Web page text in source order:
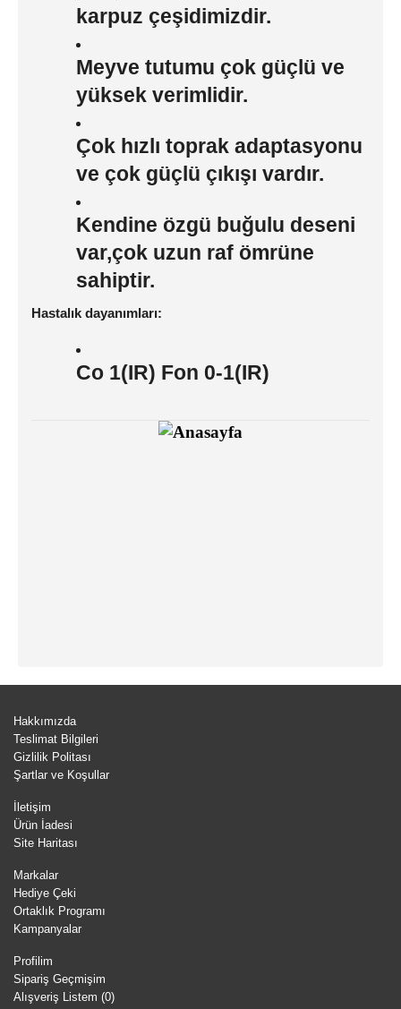
karpuz çeşidimizdir.
Meyve tutumu çok güçlü ve
yüksek verimlidir.
Çok hızlı toprak adaptasyonu
ve çok güçlü çıkışı vardır.
Kendine özgü buğulu deseni
var,çok uzun raf ömrüne
sahiptir.
Hastalık dayanımları:
Co 1(IR) Fon 0-1(IR)
Hakkımızda
Teslimat Bilgileri
Gizlilik Politası
Şartlar ve Koşullar
İletişim
Ürün İadesi
Site Haritası
Markalar
Hediye Çeki
Ortaklık Programı
Kampanyalar
Profilim
Sipariş Geçmişim
Alışveriş Listem (0)